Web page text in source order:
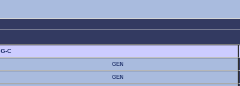
G-C
GEN
GEN